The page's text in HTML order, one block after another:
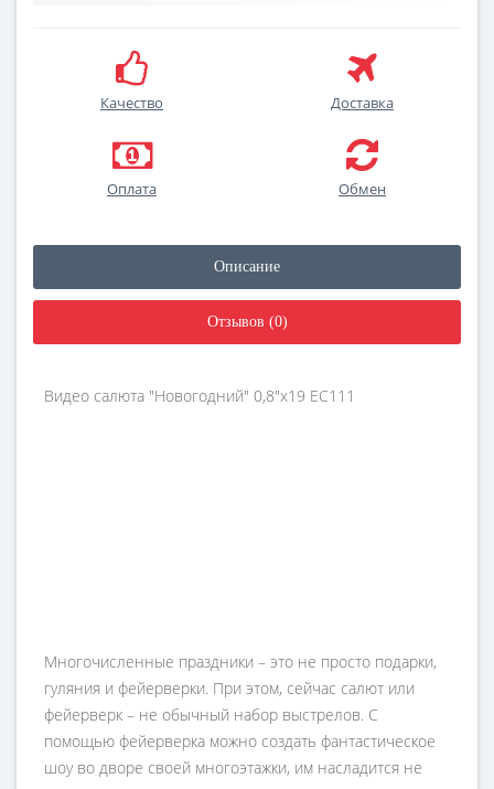
Качество Доставка
Оплата Обмен
Описание
Отзывов (0)
Видео салюта "Новогодний" 0,8"х19 EC111
Многочисленные праздники – это не просто подарки,
гуляния и фейерверки. При этом, сейчас салют или
фейерверк – не обычный набор выстрелов. С
помощью фейерверка можно создать фантастическое
шоу во дворе своей многоэтажки, им насладится не